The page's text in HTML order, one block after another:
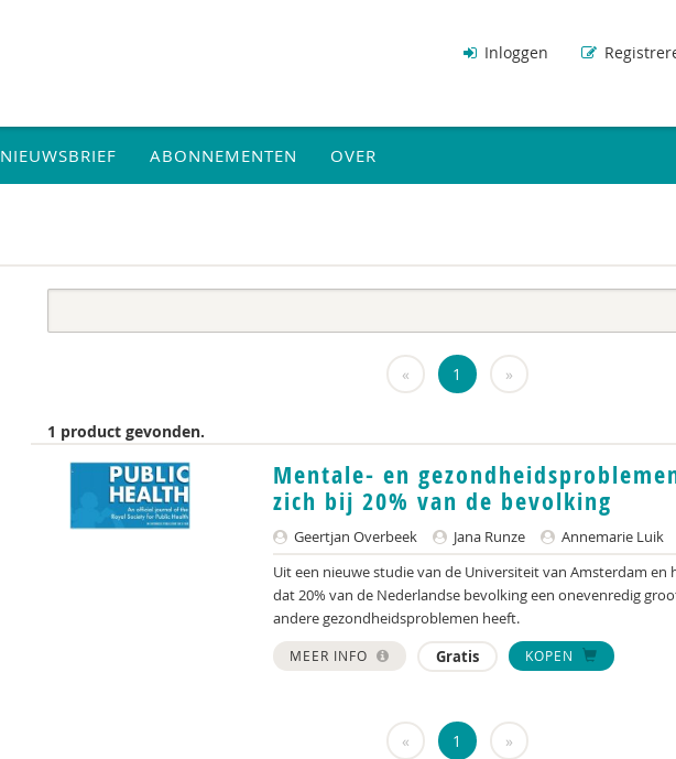
Inloggen
NIEUWSBRIEF ABONNEMENTEN OVER
« 1 »
1 product gevonden.
Mentale- en
zich bij 20% van de bevolking
Geertjan Overbeek Jana Runze Annemarie Luik
Uit een nieuwe studie van de Universiteit van Amsterdam
dat 20% van de Nederlandse bevolking een onevenredig
andere gezondheidsproblemen heeft.
MEER INFO Gratis KOPEN
« 1 »